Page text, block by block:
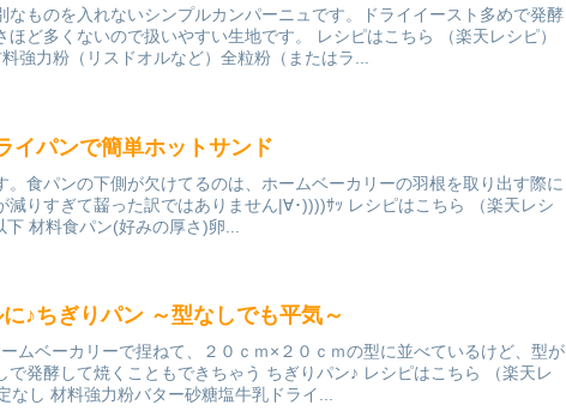
なものを入れないシンプルカンパーニュです。ドライイースト多めで発酵
ほど多くないので扱いやすい生地です。 レシピはこちら （楽天レシピ）
強力粉（リスドオルなど）全粒粉（またはラ...
イパンで簡単ホットサンド
。食パンの下側が欠けてるのは、ホームベーカリーの羽根を取り出す際に
減りすぎて齧った訳ではありません|∀･))))ｻｯ レシピはこちら （楽天レシ
材料食パン(好みの厚さ)卵...
♪ちぎりパン ～型なしでも平気～
ムベーカリーで捏ねて、２０ｃｍ×２０ｃｍの型に並べているけど、型が
発酵して焼くこともできちゃう ちぎりパン♪ レシピはこちら （楽天レ
なし 材料強力粉バター砂糖塩牛乳ドライ...